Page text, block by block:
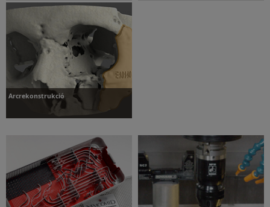
További információk
Arcrekonstrukció
További információk